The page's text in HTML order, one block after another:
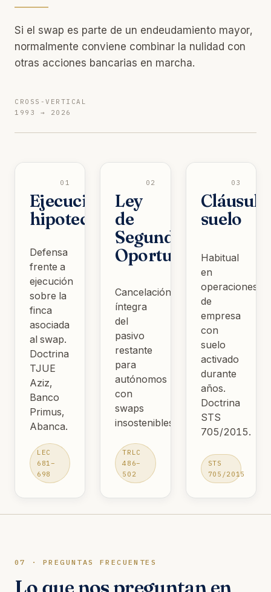
Si el swap es parte de un endeudamiento mayor,
normalmente conviene combinar la nulidad con
otras acciones bancarias en marcha.
CROSS-VERTICAL
1993 → 2026
01
Ejecución
hipotecaria
Defensa
frente a
ejecución
sobre la
finca
asociada
al swap.
Doctrina
TJUE
Aziz,
Banco
Primus,
Abanca.
LEC
681–
698
02
Ley
de
Segunda
Oportunidad
Cancelación
íntegra
del
pasivo
restante
para
autónomos
con
swaps
insostenibles.
TRLC
486–
502
03
Cláusula
suelo
Habitual
en
operaciones
de
empresa
con
suelo
activado
durante
años.
Doctrina
STS
705/2015.
STS
705/2015
07 · PREGUNTAS FRECUENTES